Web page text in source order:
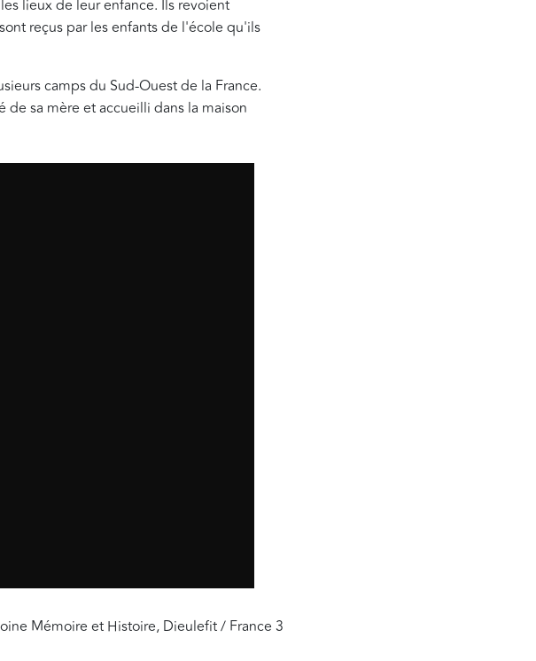
lieux de leur enfance. Ils revoient
reçus par les enfants de l'école qu'ils
camps du Sud-Ouest de la France.
sa mère et accueilli dans la maison
Mémoire et Histoire, Dieulefit / France 3